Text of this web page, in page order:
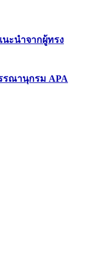
ะนำจากผู้ทรง
รณานุกรม APA